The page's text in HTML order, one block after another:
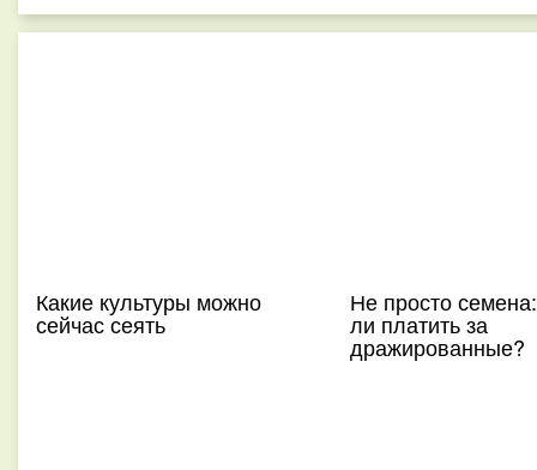
Какие культуры можно
сейчас сеять
Не просто
ли платить за
дражированные?